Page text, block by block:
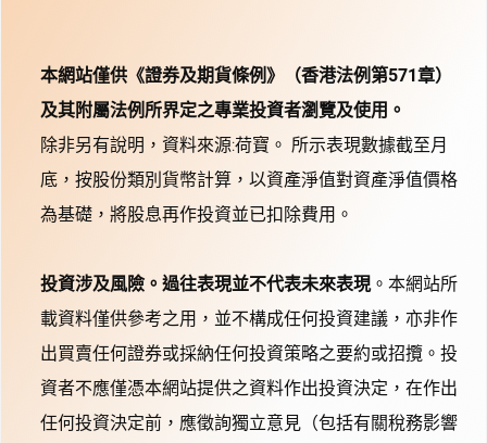
本網站僅供《證券及期貨條例》（香港法例第571章）
及其附屬法例所界定之專業投資者瀏覽及使用。
除非另有說明，資料來源:荷寶。 所示表現數據截至月
底，按股份類別貨幣計算，以資產淨值對資產淨值價格
為基礎，將股息再作投資並已扣除費用。
投資涉及風險。過往表現並不代表未來表現。本網站所
載資料僅供參考之用，並不構成任何投資建議，亦非作
出買賣任何證券或採納任何投資策略之要約或招攬。投
資者不應僅憑本網站提供之資料作出投資決定，在作出
任何投資決定前，應徵詢獨立意見（包括有關稅務影響